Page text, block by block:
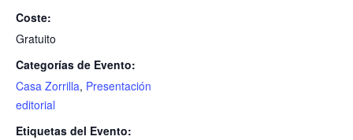
Coste:
Gratuito
Categorías de Evento:
Casa Zorrilla, Presentación
editorial
Etiquetas del Evento: